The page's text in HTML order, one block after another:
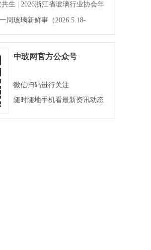
生 | 2026浙江省玻璃行业协会年
员大会成功举办
周玻璃新鲜事（2026.5.18-
中玻网官方公众号
微信扫码进行关注
随时随地手机看最新资讯动态